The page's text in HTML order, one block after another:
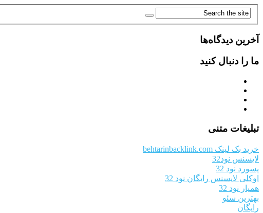
آخرین دیدگاه‌ها
ما را دنبال کنید
تبلیغات متنی
خرید بک لینک behtarinbacklink.com
لایسنس نود32
پسورد نود 32
اوکلی لایسنس رایگان نود 32
همیار نود 32
بهترین سئو
رایگان